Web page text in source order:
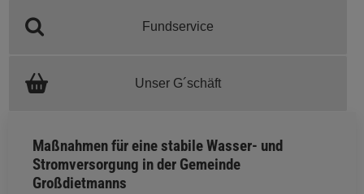
Fundservice
Unser G´schäft
Maßnahmen für eine stabile Wasser- und
Stromversorgung in der Gemeinde
Großdietmanns